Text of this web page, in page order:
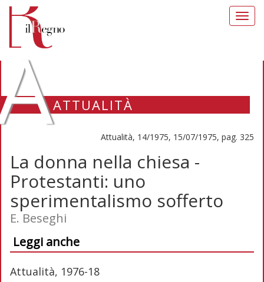
ATTUALITÀ
Attualità, 14/1975, 15/07/1975, pag. 325
La donna nella chiesa -
Protestanti: uno
sperimentalismo sofferto
E. Beseghi
Leggi anche
Attualità, 1976-18